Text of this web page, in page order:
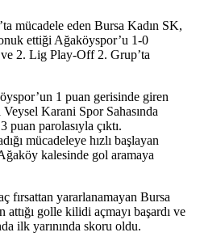
mücadele eden Bursa Kadın SK,
ettiği Ağaköyspor’u 1-0
2. Lig Play-Off 2. Grup’ta
1 puan gerisinde giren
Karani Spor Sahasında
parolasıyla çıktı.
mücadeleye hızlı başlayan
kalesinde gol aramaya
fırsattan yararlanamayan Bursa
attığı golle kilidi açmayı başardı ve
ilk yarınında skoru oldu.